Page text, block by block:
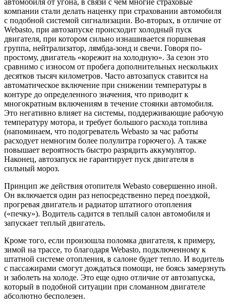
компании стали делать наценку при страховании автомобиля
с подобной системой сигнализации. Во-вторых, в отличие от
Webasto, при автозапуске происходит холодный пуск
двигателя, при котором сильно изнашивается поршневая
группа, нейтрализатор, лямбда-зонд и свечи. Говоря по-
простому, двигатель «корежит на холодную». За сезон это
сравнимо с износом от пробега дополнительных нескольких
десятков тысяч километров. Часто автозапуск ставится на
автоматическое включение при снижении температуры в
контуре до определенного значения, что приводит к
многократным включениям в течение стоянки автомобиля.
Это негативно влияет на системы, поддерживающие рабочую
температуру мотора, и требует большого расхода топлива
(напоминаем, что подогреватель Webasto за час работы
расходует немногим более полулитра горючего). А также
повышает вероятность быстро разрядить аккумулятор.
Наконец, автозапуск не гарантирует пуск двигателя в
сильный мороз.
Принцип же действия отопителя Webasto совершенно иной.
Он включается один раз непосредственно перед поездкой,
прогревая двигатель и радиатор штатного отопления
(«печку»). Водитель садится в теплый салон автомобиля и
запускает теплый двигатель.
Кроме того, если произошла поломка двигателя, к примеру,
зимой на трассе, то благодаря Webasto, подключенному к
штатной системе отопления, в салоне будет тепло. И водитель
с пассажирами смогут дождаться помощи, не боясь замерзнуть
и заболеть на холоде. Это еще одно отличие от автозапуска,
который в подобной ситуации при сломанном двигателе
абсолютно бесполезен.